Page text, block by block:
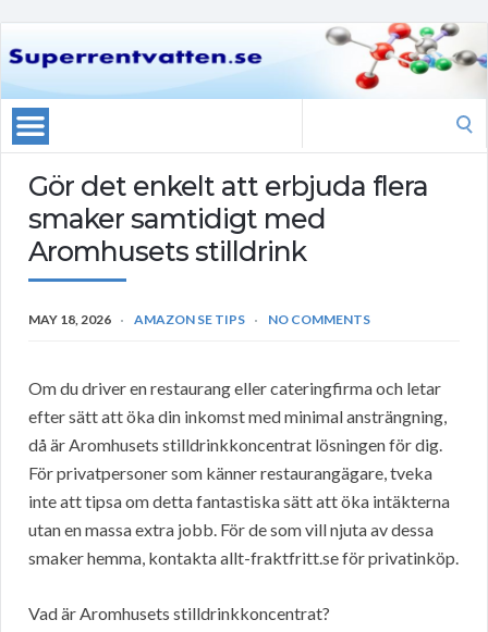
Gör det enkelt att erbjuda flera
smaker samtidigt med
Aromhusets stilldrink
MAY 18, 2026 AMAZON SE TIPS NO COMMENTS
Om du driver en restaurang eller cateringfirma och letar
efter sätt att öka din inkomst med minimal ansträngning,
då är Aromhusets stilldrinkkoncentrat lösningen för dig.
För privatpersoner som känner restaurangägare, tveka
inte att tipsa om detta fantastiska sätt att öka intäkterna
utan en massa extra jobb. För de som vill njuta av dessa
smaker hemma, kontakta allt-fraktfritt.se för privatinköp.
Vad är Aromhusets stilldrinkkoncentrat?